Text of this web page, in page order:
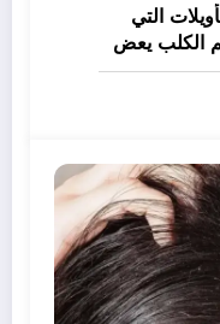
التي
الكلب يعض